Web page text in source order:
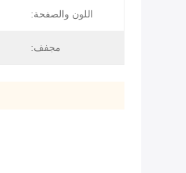
اللون والصفحة:
مجفف: